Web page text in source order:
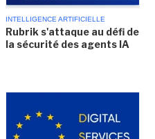
INTELLIGENCE ARTIFICIELLE
Rubrik s'attaque au défi de
la sécurité des agents IA